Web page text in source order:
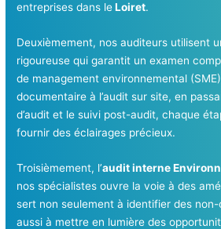
entreprises dans leLoiret.
Deuxièmement, nos auditeurs utilisent
rigoureuse qui garantit un examen
de management environnemental
documentaire à l’audit sur site, en
d’audit et le suivi post-audit, chaque
fournir des éclairages précieux.
Troisièmement, l’audit interne
nos spécialistes ouvre la voie à des
sert non seulement à identifier des
aussi à mettre en lumière des